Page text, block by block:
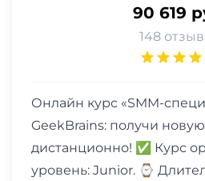
90 619
148
Онлайн курс «SMM-
GeekBrains: получи
дистанционно! ✅ Курс
уровень: Junior. ⌚